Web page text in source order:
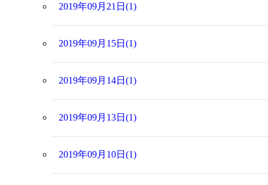
2019年09月21日(1)
2019年09月15日(1)
2019年09月14日(1)
2019年09月13日(1)
2019年09月10日(1)